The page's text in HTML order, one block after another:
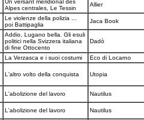
Un versant méridional des
Alpes centrales, Le Tessin
Allier
Le violenze della polizia ...
poi Battipaglia
Jaca Book
Addio, Lugano bella. Gli esuli
politici nella Svizzera italiana
di fine Ottocento
Dadò
La Verzasca e i suoi costumi Eco di Locarno
L'altro volto della conquista Utopia
L'abolizione del lavoro Nautilus
L'abolizione del lavoro Nautilus